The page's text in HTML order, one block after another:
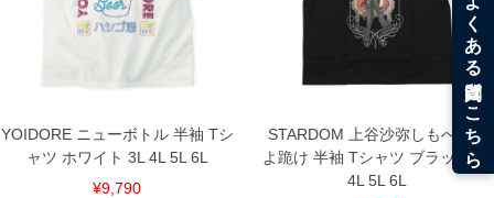
YOIDORE ニューボトル 半袖 Tシ
ャツ ホワイト 3L 4L 5L 6L
¥9,790
STARDOM 上谷沙弥しもべたち
よ跪け 半袖 Tシャツ ブラック 3L
4L 5L 6L